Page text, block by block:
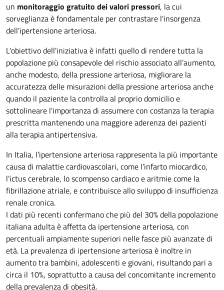
un monitoraggio gratuito dei valori pressori, la cui
sorveglianza è fondamentale per contrastare l'insorgenza
dell'ipertensione arteriosa.
L'obiettivo dell'iniziativa è infatti quello di rendere tutta la
popolazione più consapevole del rischio associato all’aumento,
anche modesto, della pressione arteriosa, migliorare la
accuratezza delle misurazioni della pressione arteriosa anche
quando il paziente la controlla al proprio domicilio e
sottolineare l'importanza di assumere con costanza la terapia
prescritta mantenendo una maggiore aderenza dei pazienti
alla terapia antipertensiva.
In Italia, l’ipertensione arteriosa rappresenta la più importante
causa di malattie cardiovascolari, come l’infarto miocardico,
l’ictus cerebrale, lo scompenso cardiaco e aritmie come la
fibrillazione atriale, e contribuisce allo sviluppo di insufficienza
renale cronica.
I dati più recenti confermano che più del 30% della popolazione
italiana adulta è affetta da ipertensione arteriosa, con
percentuali ampiamente superiori nelle fasce più avanzate di
età. La prevalenza di ipertensione arteriosa è inoltre in
aumento tra bambini, adolescenti e giovani, risultando pari a
circa il 10%, soprattutto a causa del concomitante incremento
della prevalenza di obesità.